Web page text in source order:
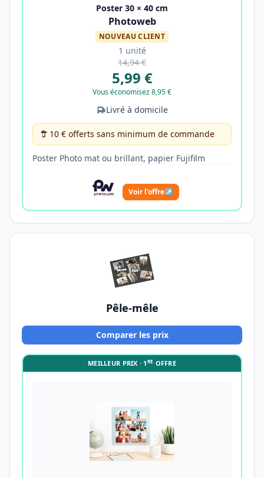
Poster 30 × 40 cm
Photoweb
NOUVEAU CLIENT
1 unité
14,94 €
5,99 €
Vous économisez 8,95 €
Livré à domicile
10 € offerts sans minimum de commande
Poster Photo mat ou brillant, papier Fujifilm
Voir l'offre↗
Pêle-mêle
Comparer les prix
MEILLEUR PRIX · 1RE OFFRE